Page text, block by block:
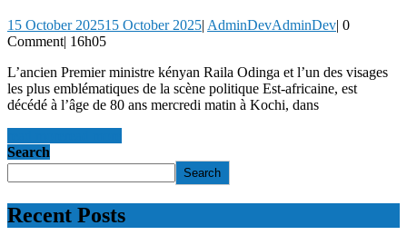
15 October 202515 October 2025 AdminDevAdminDev 0
Comment| 16h05
L’ancien Premier ministre kényan Raila Odinga et l’un des visages
les plus emblématiques de la scène politique Est-africaine, est
décédé à l’âge de 80 ans mercredi matin à Kochi, dans
Search
Search
Recent Posts